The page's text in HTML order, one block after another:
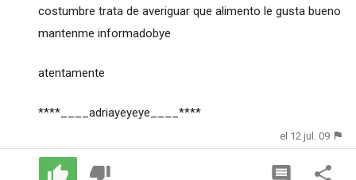
costumbre trata de averiguar que alimento le gusta bueno
mantenme informadobye
atentamente
****____adriayeyeye____****
el 12 jul. 09